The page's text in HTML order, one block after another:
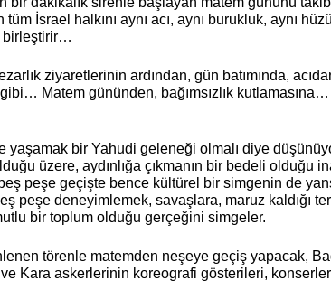
İsrael halkını aynı acı, aynı burukluk, aynı
birleştirir…
ziyaretlerinin ardından, gün batımında,
Matem gününden, bağımsızlık
yaşamak bir Yahudi geleneği olmalı diye
üzere, aydınlığa çıkmanın bir bedeli olduğu
peşe geçişte bence kültürel bir simgenin de
peşe deneyimlemek, savaşlara, maruz kaldığı
bir toplum olduğu gerçeğini simgeler.
törenle matemden neşeye geçiş yapacak,
Kara askerlerinin koreografi gösterileri, konserler,